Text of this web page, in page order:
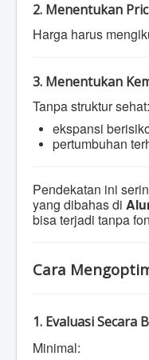
2. Menentukan
Harga harus
3. Menentukan
Tanpa struktur sehat:
ekspansi
pertumbuhan
Pendekatan ini
yang dibahas di
bisa terjadi tanpa
Cara
1. Evaluasi Secara
Minimal: